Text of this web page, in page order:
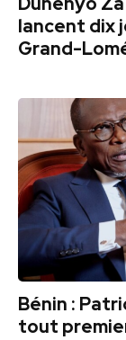
lancent dix
Grand-
Bénin :
tout